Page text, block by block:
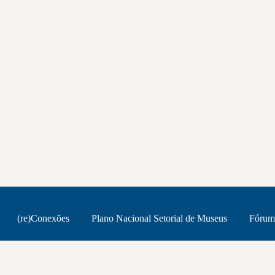
(re)Conexões Plano Nacional Setorial de Museus